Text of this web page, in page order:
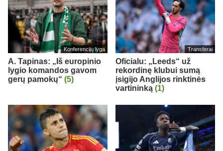
Konferencijų lyga
A. Tapinas: „Iš europinio
lygio komandos gavom
gerų pamokų“ (5)
Transferai
Oficialu: „Leeds“ už
rekordinę klubui sumą
įsigijo Anglijos rinktinės
vartininką (1)